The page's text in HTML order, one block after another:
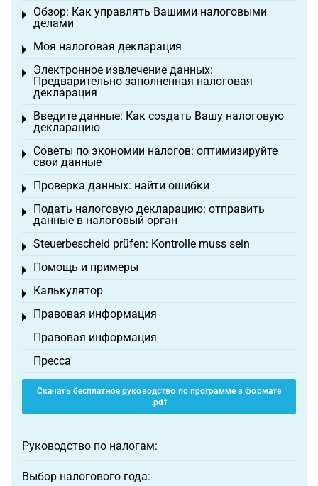
Обзор: Как управлять Вашими налоговыми
делами
Toggle menu
Моя налоговая декларация
Toggle menu
Электронное извлечение данных:
Предварительно заполненная налоговая
декларация
Toggle menu
Введите данные: Как создать Вашу налоговую
декларацию
Toggle menu
Советы по экономии налогов: оптимизируйте
свои данные
Toggle menu
Проверка данных: найти ошибки
Toggle menu
Подать налоговую декларацию: отправить
данные в налоговый орган
Toggle menu
Steuerbescheid prüfen: Kontrolle muss sein
Toggle menu
Помощь и примеры
Toggle menu
Калькулятор
Toggle menu
Правовая информация
Toggle menu
Правовая информация
Пресса
Скачать бесплатное руководство по программе в формате
.pdf
Руководство по налогам:
Выбор налогового года: